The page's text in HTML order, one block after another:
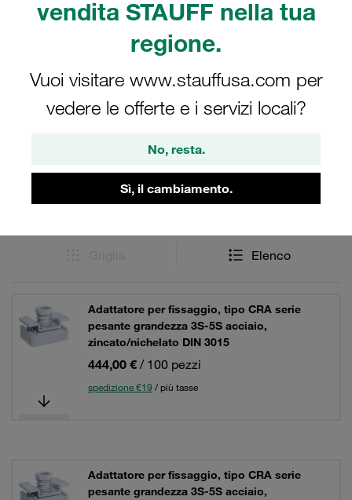
vendita STAUFF nella tua
regione.
Vuoi visitare www.stauffusa.com per
vedere le offerte e i servizi locali?
No, resta.
Sì, il cambiamento.
anche in acciaio inox V4A 1.4401 / 1.4571 (AISI 316 / 316
Filtri / Ordinamento
Serie collari pesanti secondo DIN 3015, parte 2
3 Risultati
Elenco
Adattatore per fissaggio, tipo CRA serie
pesante grandezza 3S-5S acciaio,
zincato/nichelato DIN 3015
444,00 € / 100 pezzi
spedizione €19 / più tasse
Adattatore per fissaggio, tipo CRA serie
pesante grandezza 3S-5S acciaio,